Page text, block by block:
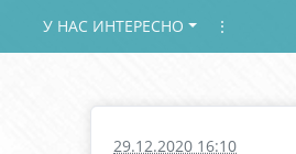
У НАС ИНТЕРЕСНО
⋮
29.12.2020 16:10